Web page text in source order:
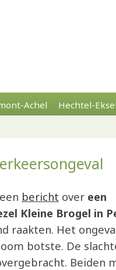
Achel Hechtel-
bericht over een
Kleine Brogel in
raakten. Het
botste. De
Beiden